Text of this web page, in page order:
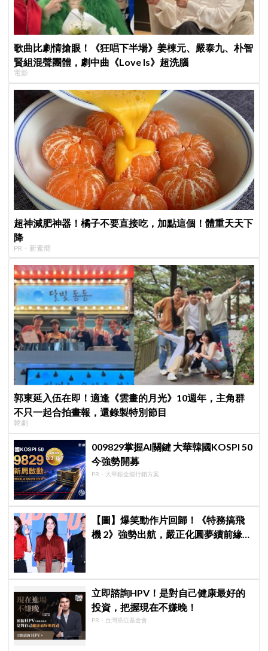
歌曲比劇情搶眼！《狂唱下半場》姜棟元、嚴泰九、朴智
賢組混聲團體，劇中曲《Love Is》超洗腦
電影
超神減肥神器！橘子不要直接吃，加點這個！體重天天下
降
PR・新素簡
郭東延入伍在即！適逢《雲畫的月光》10週年，主角群
不只一起合拍畫報，還錄製特別節目
韓劇
009829掌握AI關鍵 大華韓國KOSPI 50
今強勢開募
PR・大華銀全能行銷方案
【圖】爆笑動作片回歸！《特務搞飛
機 2》強勢出航，嚴正化圓夢續前緣、
立即諮詢HPV！是對自己健康最好的
投資，把握現在不嫌晚！
PR・台灣癌症基金會